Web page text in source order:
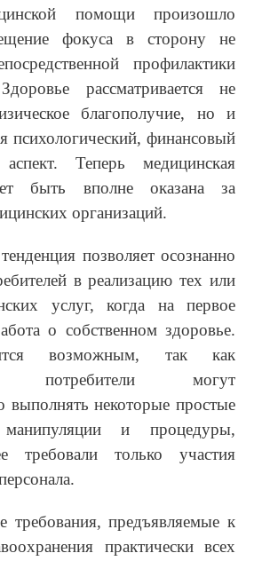
помощи произошло
фокуса в сторону не
профилактики
рассматривается не
благополучие, но и
психологический, финансовый
Теперь медицинская
быть вполне оказана за
организаций.
позволяет осознанно
в реализацию тех или
услуг, когда на первое
о собственном здоровье.
возможным, так как
потребители могут
выполнять некоторые простые
манипуляции и процедуры,
требовали только участия
требования, предъявляемые к
практически всех